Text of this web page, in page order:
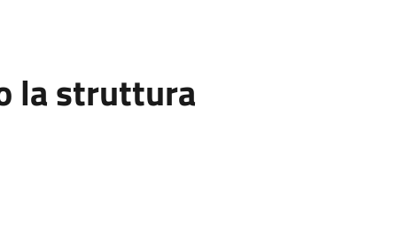
la struttura